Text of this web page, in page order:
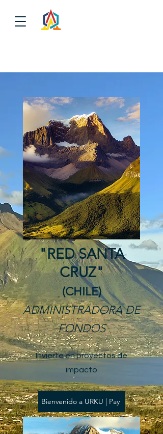
"RED SANTA
CRUZ"
(CHILE)
ADMINISTRADORA DE
FONDOS
Invierte en proyectos de
impacto
Bienvenido a URKU | Pay